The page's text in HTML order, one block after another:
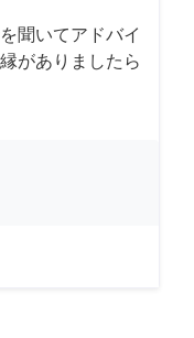
聞いてアドバイ
がありましたら